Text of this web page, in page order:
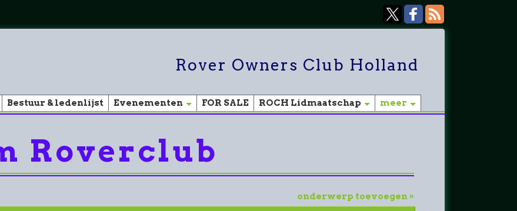
Rover Owners Club Holland
Bestuur & ledenlijst Evenementen FOR SALE ROCH Lidmaatschap meer
Roverclub
onderwerp toevoegen »